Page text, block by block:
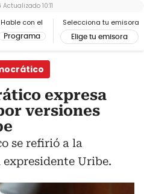
Hable con el
Programa
Selecciona tu emisora
Elige tu emisora
Actualizado 10:11
expresa
versiones
se refirió a la
Uribe.